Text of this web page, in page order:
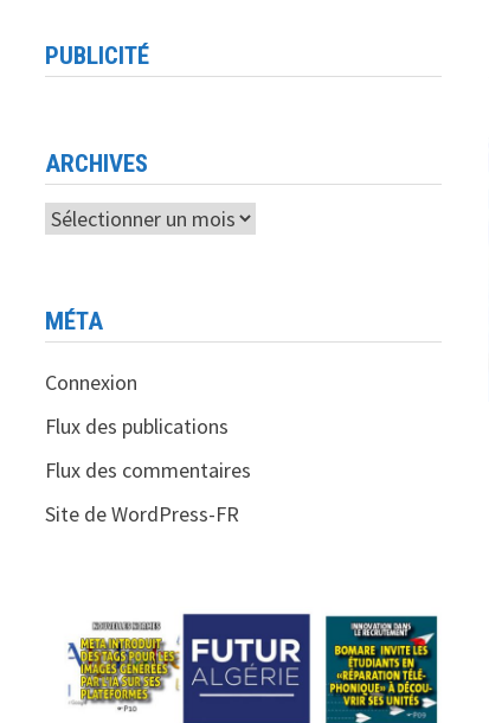
PUBLICITÉ
ARCHIVES
Archives
MÉTA
Connexion
Flux des publications
Flux des commentaires
Site de WordPress-FR